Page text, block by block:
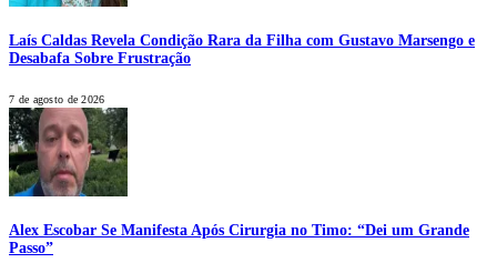
Laís Caldas Revela Condição Rara da Filha com Gustavo Marsengo e
Desabafa Sobre Frustração
7 de agosto de 2026
Alex Escobar Se Manifesta Após Cirurgia no Timo: “Dei um Grande
Passo”